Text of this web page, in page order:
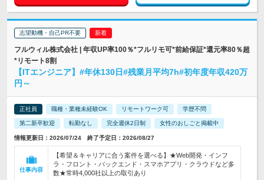
志望動機・自己PR不要
フルウィル株式会社 | 年収UP率100％*フルリモ可*前給保証*還元率80％超
*リモート8割
【ITエンジニア】#年休130日#残業月平均7h#初年度年収420万
円～
正社員 職種・業種未経験OK リモートワーク可 学歴不問
第二新卒歓迎 転勤なし 完全週休2日制 女性のおしごと掲載中
情報更新日：2026/07/24 終了予定日：2026/08/27
仕事内容
【希望＆キャリアに合う案件を選べる】★Web開発・インフ
ラ・フロント・バックエンド・スマホアプリ・クラウドなど多
数★常時4,000社以上の取引あり